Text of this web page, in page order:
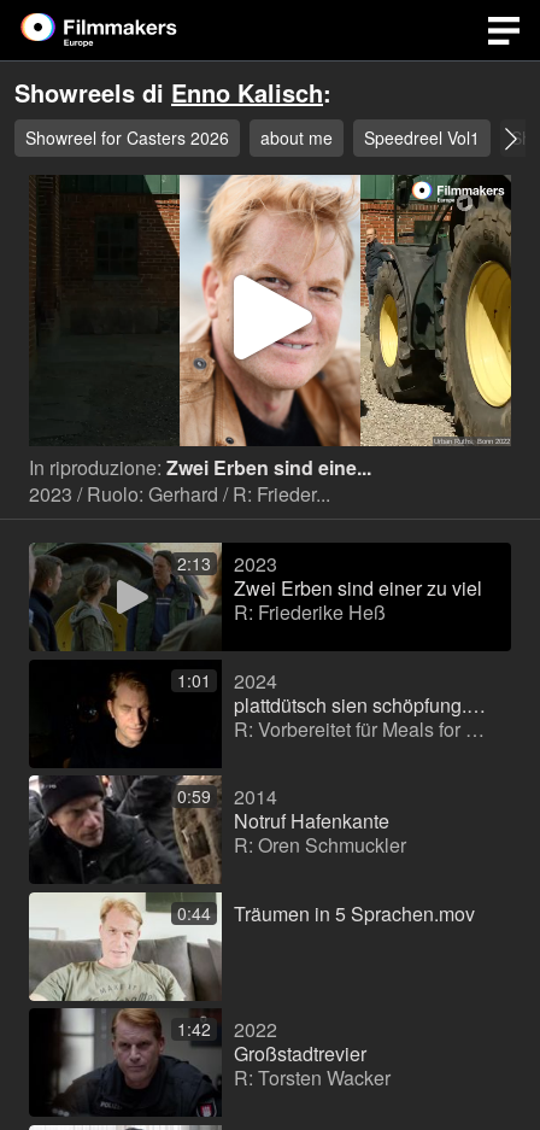
Showreels di Enno Kalisch:
Showreel for Casters 2026 about me Speedreel Vol1
Play
Video
In riproduzione: Zwei Erben sind eine...
2023 / Ruolo: Gerhard / R: Frieder...
2:13
2023
Zwei Erben sind einer zu viel
R: Friederike Heß
1:01
2024
plattdütsch sien schöpfung.mov
R: Vorbereitet für Meals for Monologues Berlinale 24
0:59
2014
Notruf Hafenkante
R: Oren Schmuckler
0:44 Träumen in 5 Sprachen.mov
1:42
2022
Großstadtrevier
R: Torsten Wacker